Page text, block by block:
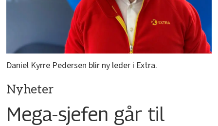
Daniel Kyrre Pedersen blir ny leder i Extra.
Nyheter
Mega-sjefen går til